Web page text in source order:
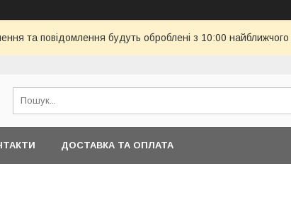
та повідомлення будуть оброблені з 10:00
ДОСТАВКА ТА ОПЛАТА